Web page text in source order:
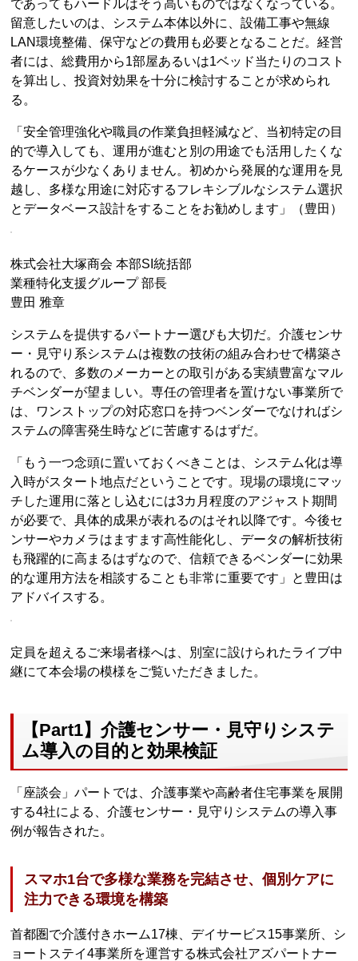
であってもハードルはそう高いものではなくなっている。
留意したいのは、システム本体以外に、設備工事や無線
LAN環境整備、保守などの費用も必要となることだ。経営
者には、総費用から1部屋あるいは1ベッド当たりのコスト
を算出し、投資対効果を十分に検討することが求められ
る。
「安全管理強化や職員の作業負担軽減など、当初特定の目
的で導入しても、運用が進むと別の用途でも活用したくな
るケースが少なくありません。初めから発展的な運用を見
越し、多様な用途に対応するフレキシブルなシステム選択
とデータベース設計をすることをお勧めします」（豊田）
株式会社大塚商会 本部SI統括部
業種特化支援グループ 部長
豊田 雅章
システムを提供するパートナー選びも大切だ。介護センサ
ー・見守り系システムは複数の技術の組み合わせで構築さ
れるので、多数のメーカーとの取引がある実績豊富なマル
チベンダーが望ましい。専任の管理者を置けない事業所で
は、ワンストップの対応窓口を持つベンダーでなければシ
ステムの障害発生時などに苦慮するはずだ。
「もう一つ念頭に置いておくべきことは、システム化は導
入時がスタート地点だということです。現場の環境にマッ
チした運用に落とし込むには3カ月程度のアジャスト期間
が必要で、具体的成果が表れるのはそれ以降です。今後セ
ンサーやカメラはますます高性能化し、データの解析技術
も飛躍的に高まるはずなので、信頼できるベンダーに効果
的な運用方法を相談することも非常に重要です」と豊田は
アドバイスする。
定員を超えるご来場者様へは、別室に設けられたライブ中
継にて本会場の模様をご覧いただきました。
【Part1】介護センサー・見守りシステ
ム導入の目的と効果検証
「座談会」パートでは、介護事業や高齢者住宅事業を展開
する4社による、介護センサー・見守りシステムの導入事
例が報告された。
スマホ1台で多様な業務を完結させ、個別ケアに
注力できる環境を構築
首都圏で介護付きホーム17棟、デイサービス15事業所、シ
ョートステイ4事業所を運営する株式会社アズパートナー